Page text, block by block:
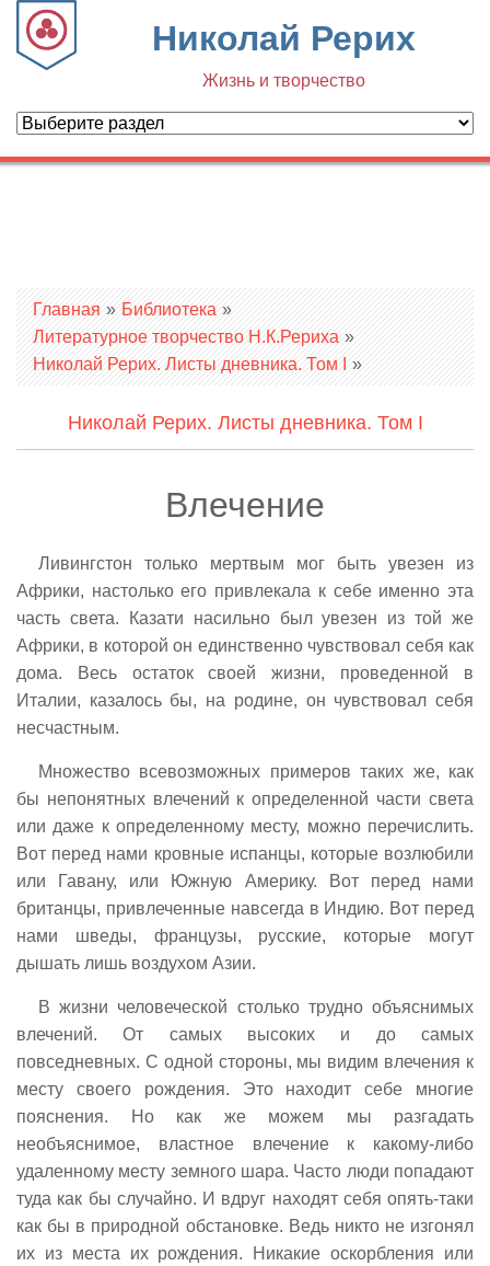
Николай Рерих
Жизнь и творчество
Вы здесь
Главная » Библиотека »
Литературное творчество Н.К.Рериха »
Николай Рерих. Листы дневника. Том I »
Николай Рерих. Листы дневника. Том I
Влечение
Ливингстон только мертвым мог быть увезен из
Африки, настолько его привлекала к себе именно эта
часть света. Казати насильно был увезен из той же
Африки, в которой он единственно чувствовал себя как
дома. Весь остаток своей жизни, проведенной в
Италии, казалось бы, на родине, он чувствовал себя
несчастным.
Множество всевозможных примеров таких же, как
бы непонятных влечений к определенной части света
или даже к определенному месту, можно перечислить.
Вот перед нами кровные испанцы, которые возлюбили
или Гавану, или Южную Америку. Вот перед нами
британцы, привлеченные навсегда в Индию. Вот перед
нами шведы, французы, русские, которые могут
дышать лишь воздухом Азии.
В жизни человеческой столько трудно объяснимых
влечений. От самых высоких и до самых
повседневных. С одной стороны, мы видим влечения к
месту своего рождения. Это находит себе многие
пояснения. Но как же можем мы разгадать
необъяснимое, властное влечение к какому-либо
удаленному месту земного шара. Часто люди попадают
туда как бы случайно. И вдруг находят себя опять-таки
как бы в природной обстановке. Ведь никто не изгонял
их из места их рождения. Никакие оскорбления или